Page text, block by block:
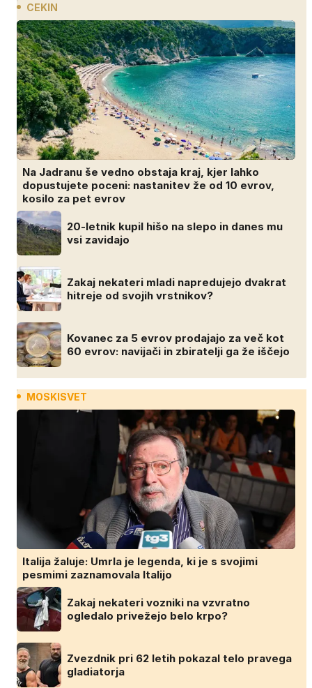
CEKIN
Na Jadranu še vedno obstaja kraj, kjer lahko
dopustujete poceni: nastanitev že od 10 evrov,
kosilo za pet evrov
20-letnik kupil hišo na slepo in danes mu
vsi zavidajo
Zakaj nekateri mladi napredujejo dvakrat
hitreje od svojih vrstnikov?
Kovanec za 5 evrov prodajajo za več kot
60 evrov: navijači in zbiratelji ga že iščejo
MOSKISVET
Italija žaluje: Umrla je legenda, ki je s svojimi
pesmimi zaznamovala Italijo
Zakaj nekateri vozniki na vzvratno
ogledalo privežejo belo krpo?
Zvezdnik pri 62 letih pokazal telo pravega
gladiatorja